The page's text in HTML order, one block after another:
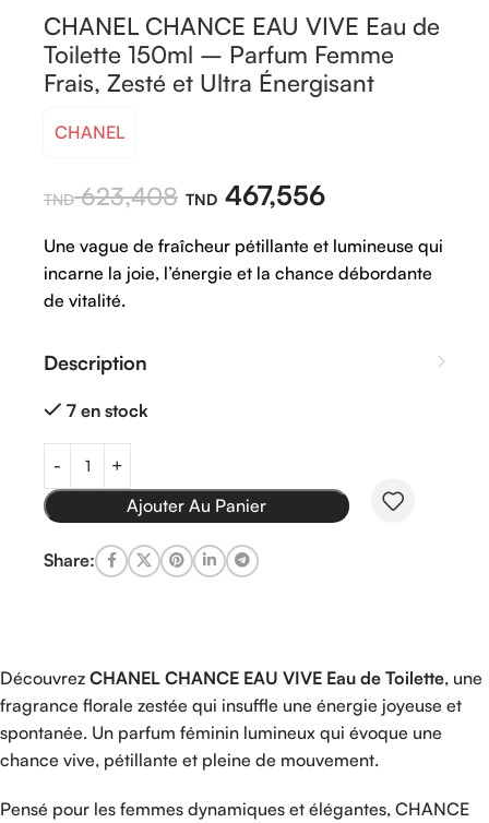
CHANEL CHANCE EAU VIVE Eau de
Toilette 150ml – Parfum Femme
Frais, Zesté et Ultra Énergisant
CHANEL
623,408 467,556
Une vague de fraîcheur pétillante et lumineuse qui
incarne la joie, l’énergie et la chance débordante
de vitalité.
Description
7 en stock
Ajouter Au Panier
Share:
Découvrez CHANEL CHANCE EAU VIVE Eau de Toilette, une
fragrance florale zestée qui insuffle une énergie joyeuse et
spontanée. Un parfum féminin lumineux qui évoque une
chance vive, pétillante et pleine de mouvement.
Pensé pour les femmes dynamiques et élégantes, CHANCE